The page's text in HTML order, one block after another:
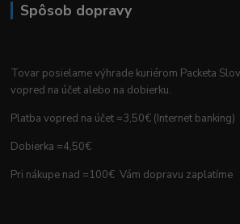
Spôsob dopravy
Tovar posielame výhrade kuriérom Packeta
vopred na účet alebo na dobierku.
Platba vopred na účet =3,50€ (Internet banking)
Dobierka =4,50€
Pri nákupe nad =100€ Vám dopravu zaplatíme